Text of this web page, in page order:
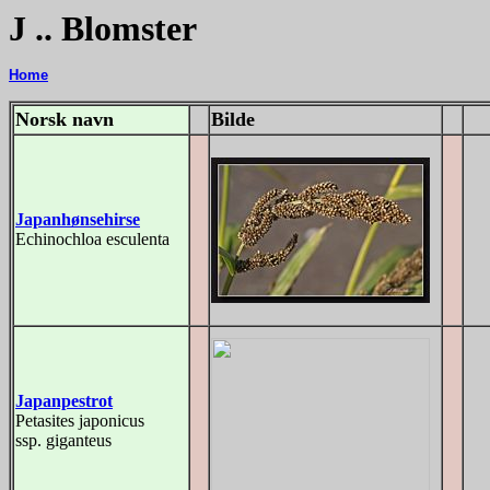
J .. Blomster
Home
Norsk navn Bilde
Japanhønsehirse
Echinochloa esculenta
Japanpestrot
Petasites japonicus
ssp. giganteus